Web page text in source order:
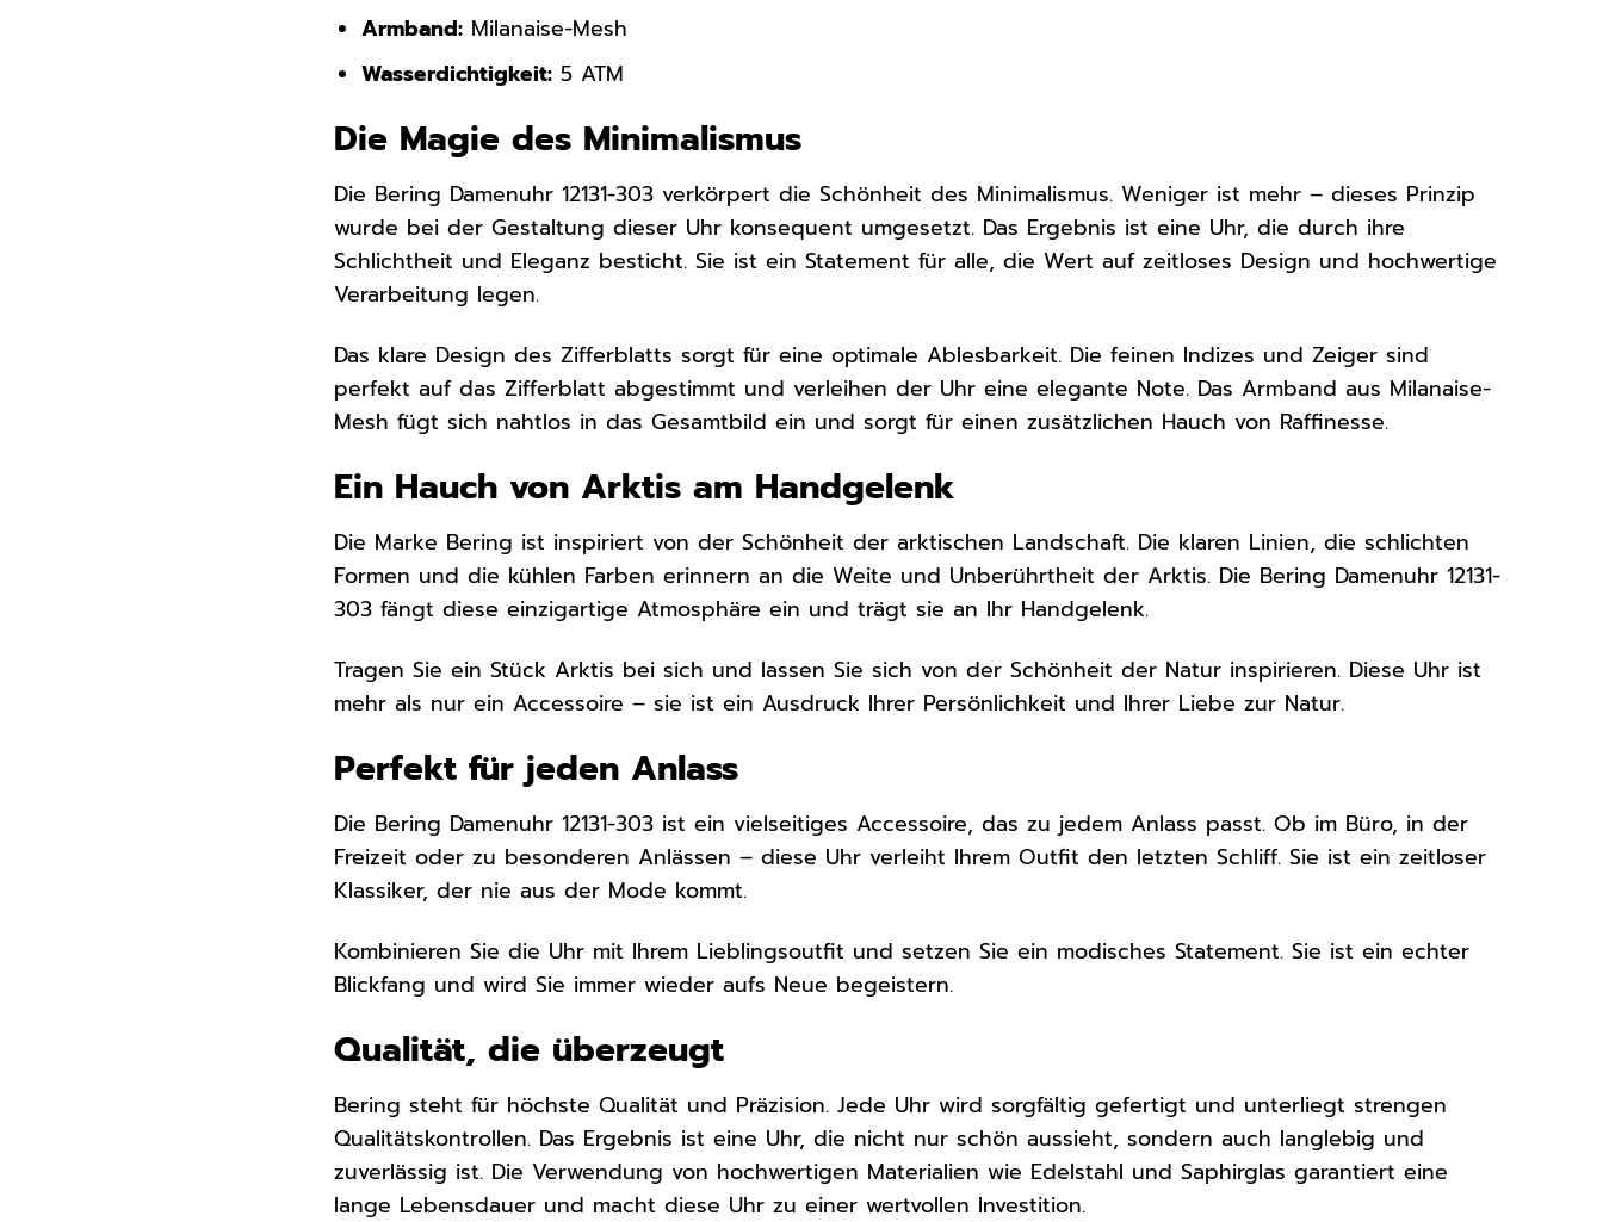
Armband: Milanaise-Mesh
Wasserdichtigkeit: 5 ATM
Die Magie des Minimalismus
Die Bering Damenuhr 12131-303 verkörpert die Schönheit des Minimalismus. Weniger ist mehr – dieses Prinzip
wurde bei der Gestaltung dieser Uhr konsequent umgesetzt. Das Ergebnis ist eine Uhr, die durch ihre
Schlichtheit und Eleganz besticht. Sie ist ein Statement für alle, die Wert auf zeitloses Design und hochwertige
Verarbeitung legen.
Das klare Design des Zifferblatts sorgt für eine optimale Ablesbarkeit. Die feinen Indizes und Zeiger sind
perfekt auf das Zifferblatt abgestimmt und verleihen der Uhr eine elegante Note. Das Armband aus Milanaise-
Mesh fügt sich nahtlos in das Gesamtbild ein und sorgt für einen zusätzlichen Hauch von Raffinesse.
Ein Hauch von Arktis am Handgelenk
Die Marke Bering ist inspiriert von der Schönheit der arktischen Landschaft. Die klaren Linien, die schlichten
Formen und die kühlen Farben erinnern an die Weite und Unberührtheit der Arktis. Die Bering Damenuhr 12131-
303 fängt diese einzigartige Atmosphäre ein und trägt sie an Ihr Handgelenk.
Tragen Sie ein Stück Arktis bei sich und lassen Sie sich von der Schönheit der Natur inspirieren. Diese Uhr ist
mehr als nur ein Accessoire – sie ist ein Ausdruck Ihrer Persönlichkeit und Ihrer Liebe zur Natur.
Perfekt für jeden Anlass
Die Bering Damenuhr 12131-303 ist ein vielseitiges Accessoire, das zu jedem Anlass passt. Ob im Büro, in der
Freizeit oder zu besonderen Anlässen – diese Uhr verleiht Ihrem Outfit den letzten Schliff. Sie ist ein zeitloser
Klassiker, der nie aus der Mode kommt.
Kombinieren Sie die Uhr mit Ihrem Lieblingsoutfit und setzen Sie ein modisches Statement. Sie ist ein echter
Blickfang und wird Sie immer wieder aufs Neue begeistern.
Qualität, die überzeugt
Bering steht für höchste Qualität und Präzision. Jede Uhr wird sorgfältig gefertigt und unterliegt strengen
Qualitätskontrollen. Das Ergebnis ist eine Uhr, die nicht nur schön aussieht, sondern auch langlebig und
zuverlässig ist. Die Verwendung von hochwertigen Materialien wie Edelstahl und Saphirglas garantiert eine
lange Lebensdauer und macht diese Uhr zu einer wertvollen Investition.